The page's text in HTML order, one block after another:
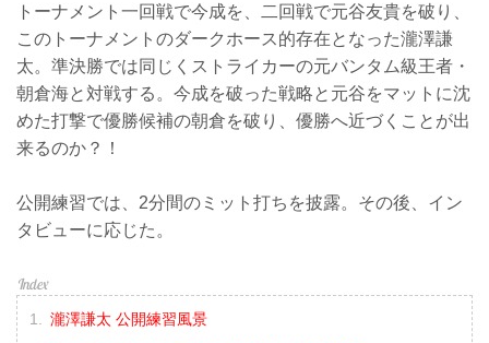
トーナメント一回戦で今成を、二回戦で元谷友貴を破り、
このトーナメントのダークホース的存在となった瀧澤謙
太。準決勝では同じくストライカーの元バンタム級王者・
朝倉海と対戦する。今成を破った戦略と元谷をマットに沈
めた打撃で優勝候補の朝倉を破り、優勝へ近づくことが出
来るのか？！
公開練習では、2分間のミット打ちを披露。その後、イン
タビューに応じた。
瀧澤謙太 公開練習風景